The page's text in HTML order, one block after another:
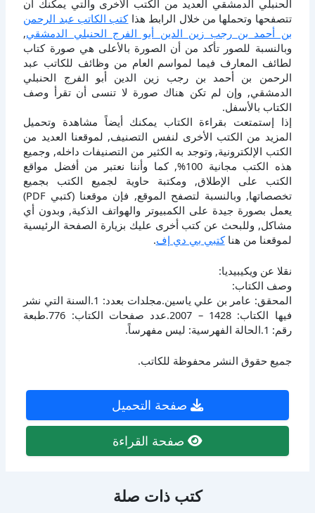
الحنبلي الدمشقي العديد من الكتب الأخرى والتي يمكنك أن
تتصفحها وتحملها من خلال الرابط هذاكتب الكاتب عبد الرحمن
بن أحمد بن رجب زين الدين أبو الفرج الحنبلي الدمشقي,
وبالنسبة للصور تأكد من أن الصورة بالأعلى هي صورة كتاب
لطائف المعارف فيما لمواسم العام من وظائف للكاتب عبد
الرحمن بن أحمد بن رجب زين الدين أبو الفرج الحنبلي
الدمشقي, وإن لم تكن هناك صورة لا تنسى أن تقرأ وصف
الكتاب بالأسفل.
إذا إستمتعت بقراءة الكتاب يمكنك أيضاً مشاهدة وتحميل
المزيد من الكتب الأخرى لنفس التصنيف, لموقعنا العديد من
الكتب الإلكترونية, وتوجد به الكثير من التصنيفات داخله, وجميع
هذه الكتب مجانية 100%, كما وأننا نعتبر من أفضل مواقع
الكتب على الإطلاق, ومكتبة حاوية لجميع الكتب بجميع
تخصصاتها, وبالنسبة لتصفح الموقع, فإن موقعنا (كتبي PDF)
يعمل بصورة جيدة على الكمبيوتر والهواتف الذكية, وبدون أي
مشاكل, وللبحث عن كتب أخرى عليك بزيارة الصفحة الرئيسية
لموقعنا من هناكتبي بي دي إف.
نقلا عن ويكيبيديا:
وصف الكتاب:
المحقق: عامر بن علي ياسين.مجلدات بعدد: 1.السنة التي نشر
فيها الكتاب: 1428 – 2007.عدد صفحات الكتاب: 776.طبعة
رقم: 1.الحالة الفهرسية: ليس مفهرساً.
جميع حقوق النشر محفوظة للكاتب.
صفحة التحميل
صفحة القراءة
كتب ذات صلة